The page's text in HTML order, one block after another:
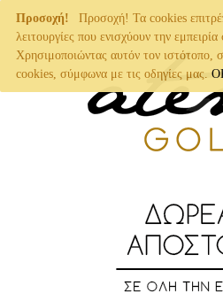
Προσοχή!
Προσοχή! Τα cookies
λειτουργίες που ενισχύουν την
Χρησιμοποιώντας αυτόν τον ιστότοπο,
cookies, σύμφωνα με τις οδηγίες μας.